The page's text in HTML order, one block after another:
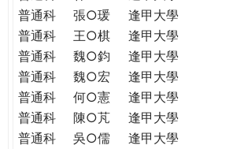
普通科
張○瑗 逢甲大學
普通科
王○棋 逢甲大學
普通科
魏○鈞 逢甲大學
普通科
魏○宏 逢甲大學
普通科
何○憲 逢甲大學
普通科
陳○芃 逢甲大學
普通科
吳○儒 逢甲大學